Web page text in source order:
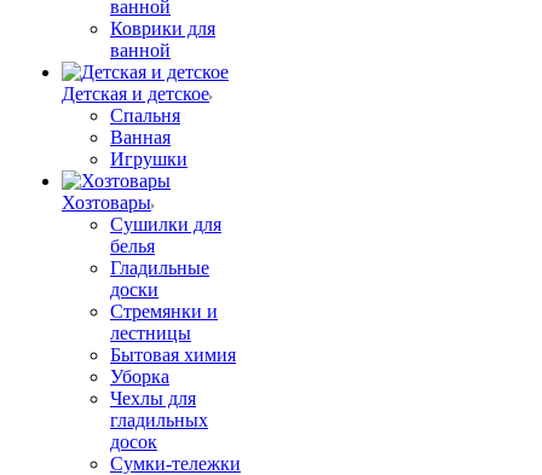
ванной
Коврики для
ванной
Детская и детское
Спальня
Ванная
Игрушки
Хозтовары
Сушилки для
белья
Гладильные
доски
Стремянки и
лестницы
Бытовая химия
Уборка
Чехлы для
гладильных
досок
Сумки-тележки